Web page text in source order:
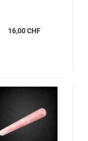
16,00 CHF